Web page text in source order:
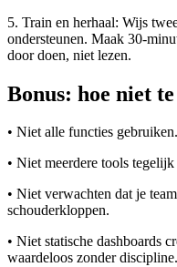
5. Train en herhaal: Wijs
ondersteunen. Maak 30-
door doen, niet lezen.
Bonus: hoe niet
• Niet alle functies
• Niet meerdere tools
• Niet verwachten dat je
schouderkloppen.
• Niet statische dashboards
waardeloos zonder discipline.